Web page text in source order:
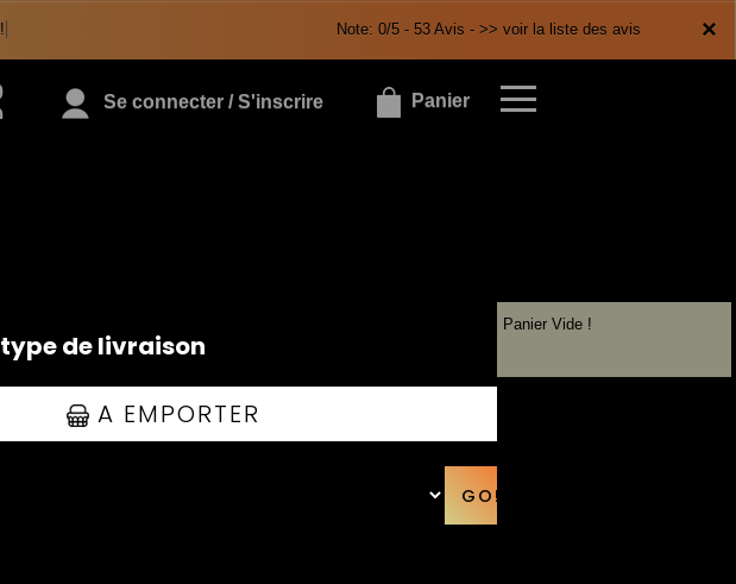
×
Note: 0/5 - 53 Avis - >> voir la liste des avis
Se connecter / S'inscrire Panier
×
Panier Vide !